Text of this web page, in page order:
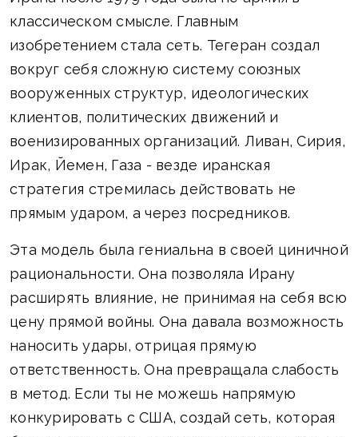
классическом смысле. Главным
изобретением стала сеть. Тегеран создал
вокруг себя сложную систему союзных
вооруженных структур, идеологических
клиентов, политических движений и
военизированных организаций. Ливан, Сирия,
Ирак, Йемен, Газа - везде иранская
стратегия стремилась действовать не
прямым ударом, а через посредников.
Эта модель была гениальна в своей циничной
рациональности. Она позволяла Ирану
расширять влияние, не принимая на себя всю
цену прямой войны. Она давала возможность
наносить удары, отрицая прямую
ответственность. Она превращала слабость
в метод. Если ты не можешь напрямую
конкурировать с США, создай сеть, которая